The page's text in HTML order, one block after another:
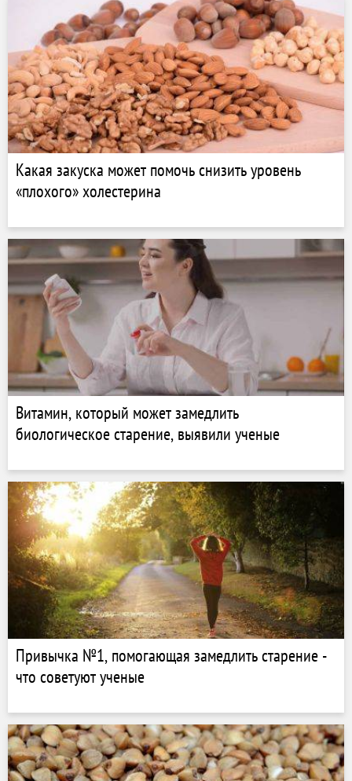
Какая закуска может помочь снизить уровень
«плохого» холестерина
Витамин, который может замедлить
биологическое старение, выявили ученые
Привычка №1, помогающая замедлить старение -
что советуют ученые